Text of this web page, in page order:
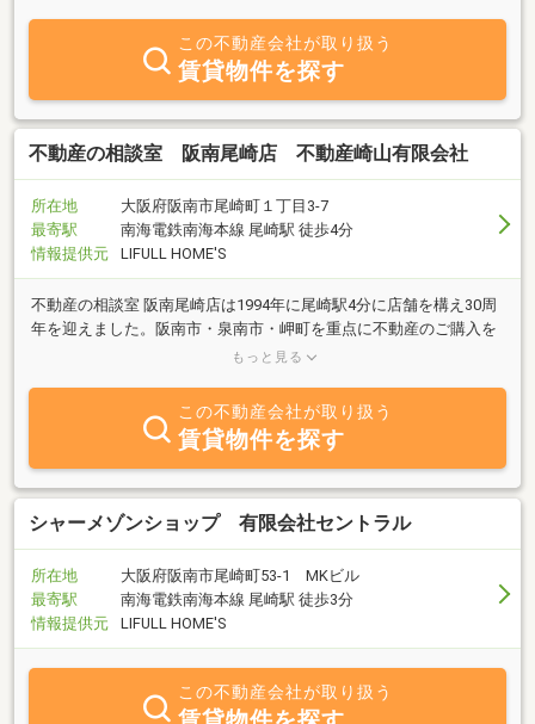
ビル・倉庫・収益物件・事業用案件など、不動産のことならなんで
もお気軽にご相談ください。阪南・泉南・岬での不動産情報量 No1
を目指しております。お客様にとって最高のご提案をお約束いたし
ます。【電話】0120－606－707（受付時間）09:00～18:00【当社ホ
ームページ】 https://fs6662.com/◆お問い合わせ・無料査定 24
時間受付中◆
この不動産会社が取り扱う
賃貸物件を探す
不動産の相談室 阪南尾崎店 不動産崎山有限会社
所在地
大阪府阪南市尾崎町１丁目3-7
最寄駅
南海電鉄南海本線 尾崎駅 徒歩4分
情報提供元
LIFULL HOME'S
不動産の相談室 阪南尾崎店は1994年に尾崎駅4分に店舗を構え30周
年を迎えました。阪南市・泉南市・岬町を重点に不動産のご購入を
お手伝いさせていただきます。不動産情報量No1を目指し、自信が
もっと見る
この不動産会社が取り扱う
賃貸物件を探す
シャーメゾンショップ 有限会社セントラル
所在地
大阪府阪南市尾崎町53-1 MKビル
最寄駅
南海電鉄南海本線 尾崎駅 徒歩3分
情報提供元
LIFULL HOME'S
この不動産会社が取り扱う